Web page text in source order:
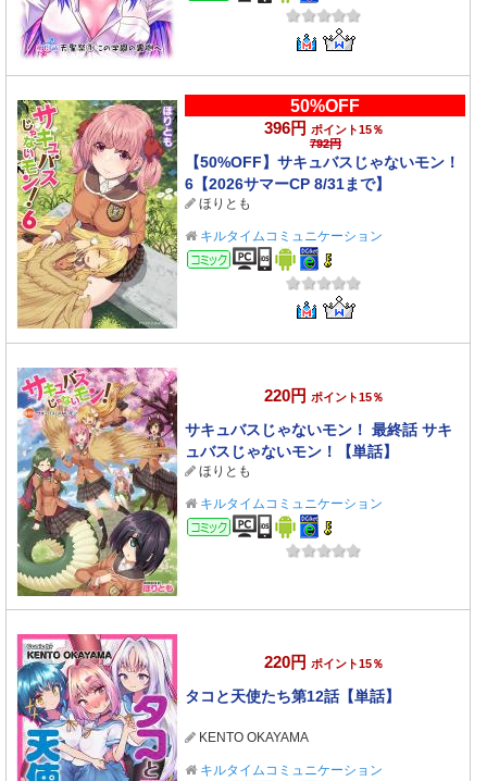
50%OFF
396円 ポイント15％
792円
【50%OFF】サキュバスじゃないモン！
6【2026サマーCP 8/31まで】
ほりとも
キルタイムコミュニケーション
コミック
220円 ポイント15％
サキュバスじゃないモン！ 最終話 サキ
ュバスじゃないモン！【単話】
ほりとも
キルタイムコミュニケーション
コミック
220円 ポイント15％
タコと天使たち第12話【単話】
KENTO OKAYAMA
キルタイムコミュニケーション